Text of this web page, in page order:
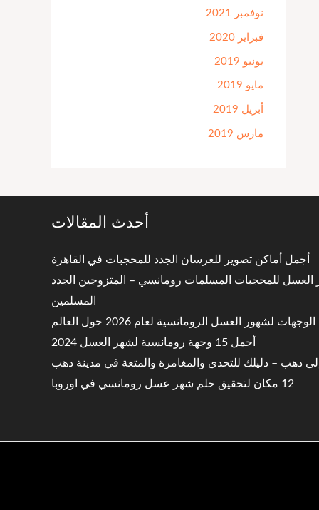
نوفمبر 2021
فبراير 2020
يونيو 2019
مايو 2019
أبريل 2019
مارس 2019
أحدث المقالات
أجمل أماكن تصوير للعرسان الجدد للمحجبات في القاهرة
العسل للمحجبات المسلمات رومانسي – المتزوجين الجدد
المسلمين
لشهور العسل الرومانسية لعام 2026 حول العالم
أجمل 15 وجهة رومانسية لشهر العسل 2024
دهب – دليلك للتحدي والمغامرة والمتعة في مدينة دهب
12 مكان لتحقيق حلم شهر عسل رومانسي في اوروبا